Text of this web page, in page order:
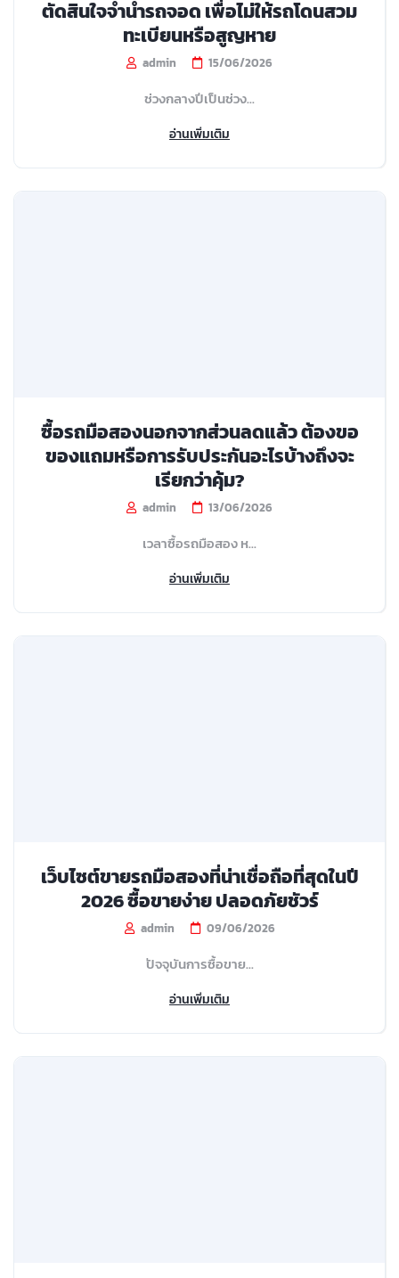
ตัดสินใจจำนำรถจอด เพื่อไม่ให้รถโดนสวม
ทะเบียนหรือสูญหาย
admin 15/06/2026
ช่วงกลางปีเป็นช่วง...
อ่านเพิ่มเติม
ซื้อรถมือสองนอกจากส่วนลดแล้ว ต้องขอ
ของแถมหรือการรับประกันอะไรบ้างถึงจะ
เรียกว่าคุ้ม?
admin 13/06/2026
เวลาซื้อรถมือสอง ห...
อ่านเพิ่มเติม
เว็บไซต์ขายรถมือสองที่น่าเชื่อถือที่สุดในปี
2026 ซื้อขายง่าย ปลอดภัยชัวร์
admin 09/06/2026
ปัจจุบันการซื้อขาย...
อ่านเพิ่มเติม